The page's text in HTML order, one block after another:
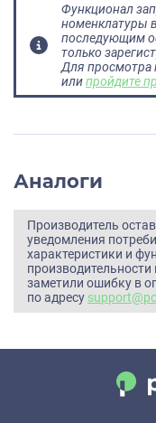
Функционал
номенклатуры
последующим
только
Для просмотра
илипройдите
Аналоги
Производитель
уведомления
характеристики и
заметили ошибку в
по адресу